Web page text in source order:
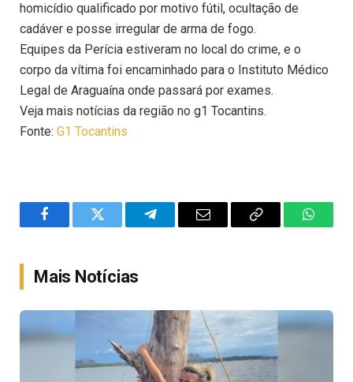
homicídio qualificado por motivo fútil, ocultação de
cadáver e posse irregular de arma de fogo.
Equipes da Perícia estiveram no local do crime, e o
corpo da vítima foi encaminhado para o Instituto Médico
Legal de Araguaína onde passará por exames.
Veja mais notícias da região no g1 Tocantins.
Fonte: G1 Tocantins
FacebookTwitter TelegramEmail
Copy
Mais Notícias